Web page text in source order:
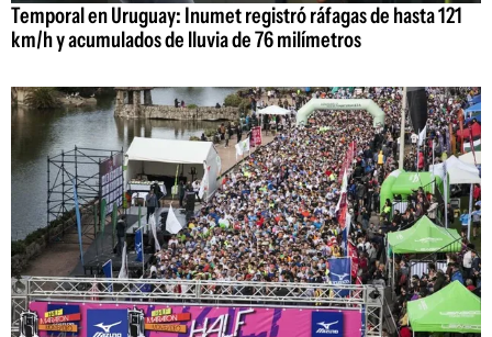
Temporal en Uruguay: Inumet registró ráfagas de hasta 121
km/h y acumulados de lluvia de 76 milímetros